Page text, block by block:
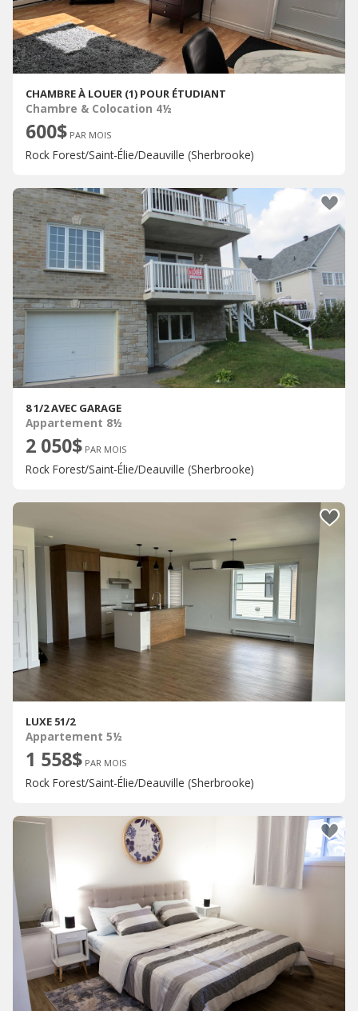
CHAMBRE À LOUER (1) POUR ÉTUDIANT
Chambre & Colocation 4½
600$ PAR MOIS
Rock Forest/Saint-Élie/Deauville (Sherbrooke)
8 1/2 AVEC GARAGE
Appartement 8½
2 050$ PAR MOIS
Rock Forest/Saint-Élie/Deauville (Sherbrooke)
LUXE 51/2
Appartement 5½
1 558$ PAR MOIS
Rock Forest/Saint-Élie/Deauville (Sherbrooke)